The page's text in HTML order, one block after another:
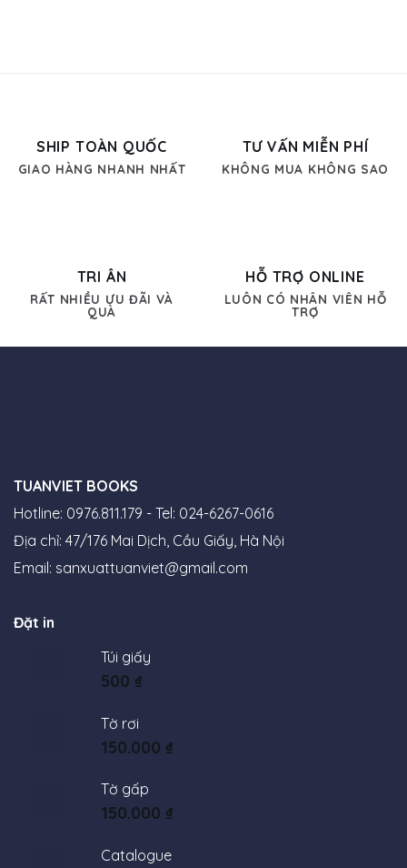
SHIP TOÀN QUỐC
GIAO HÀNG NHANH NHẤT
TƯ VẤN MIỄN PHÍ
KHÔNG MUA KHÔNG SAO
TRI ÂN
RẤT NHIỀU ƯU ĐÃI VÀ
QUÀ
HỖ TRỢ ONLINE
LUÔN CÓ NHÂN VIÊN HỖ
TRỢ
TUANVIET BOOKS
Hotline: 0976.811.179 - Tel: 024-6267-0616
Địa chỉ: 47/176 Mai Dịch, Cầu Giấy, Hà Nội
Email: sanxuattuanviet@gmail.com
Đặt in
Túi giấy
500 ₫
Tờ rơi
150.000 ₫
Tờ gấp
150.000 ₫
Catalogue